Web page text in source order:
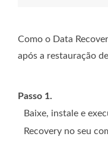
Como o Data
após a restauração
Passo 1.
Baixe, instale e
Recovery no seu